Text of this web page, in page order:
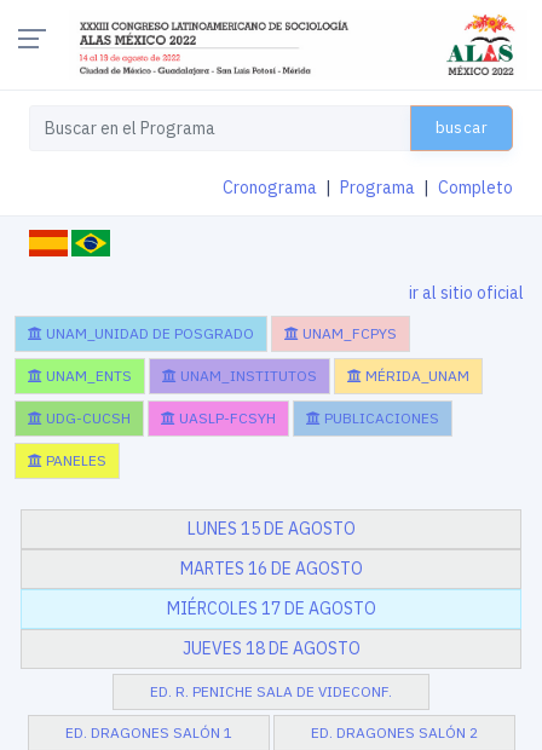
buscar
Cronograma Programa Completo
ir al sitio oficial
UNAM_UNIDAD DE POSGRADO UNAM_FCPYS
UNAM_ENTS UNAM_INSTITUTOS MÉRIDA_UNAM
UDG-CUCSH UASLP-FCSYH PUBLICACIONES
PANELES
LUNES 15 DE AGOSTO
MARTES 16 DE AGOSTO
MIÉRCOLES 17 DE AGOSTO
JUEVES 18 DE AGOSTO
ED. R. PENICHE SALA DE VIDECONF.
ED. DRAGONES SALÓN 1 ED. DRAGONES SALÓN 2